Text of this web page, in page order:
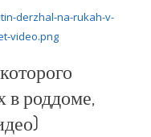
в роддоме,